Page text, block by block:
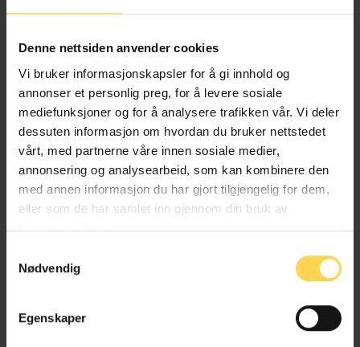
Denne nettsiden anvender cookies
Vi bruker informasjonskapsler for å gi innhold og
annonser et personlig preg, for å levere sosiale
mediefunksjoner og for å analysere trafikken vår. Vi deler
dessuten informasjon om hvordan du bruker nettstedet
vårt, med partnerne våre innen sosiale medier,
annonsering og analysearbeid, som kan kombinere den
med annen informasjon du har gjort tilgjengelig for dem,
eller som de har samlet inn gjennom din bruk av
tjenestene deres.
Nødvendig
Egenskaper
Birgitte Hagland
Professor, Universitetet i Oslo
Katrine Broch Hauge